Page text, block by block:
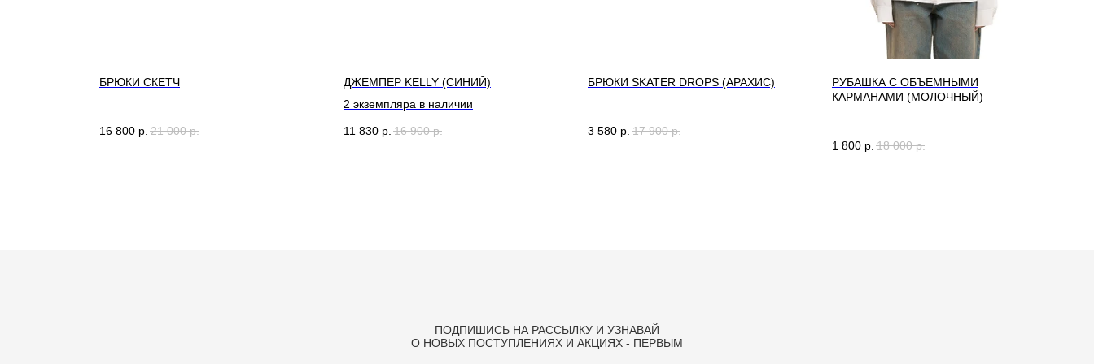
БРЮКИ СКЕТЧ
16 800 р. 21 000 р.
ДЖЕМПЕР KELLY (СИНИЙ)
2 экземпляра в наличии
11 830 р. 16 900 р.
БРЮКИ SKATER DROPS (АРАХИС)
3 580 р. 17 900 р.
РУБАШКА С ОБЪЕМНЫМИ
КАРМАНАМИ (МОЛОЧНЫЙ)
1 800 р. 18 000 р.
ПОДПИШИСЬ НА РАССЫЛКУ И УЗНАВАЙ
О НОВЫХ ПОСТУПЛЕНИЯХ И АКЦИЯХ - ПЕРВЫМ